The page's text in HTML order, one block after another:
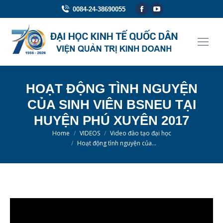
0084-24-38690055
Facebook
opens
in
YouTube
opens
in
HOẠT ĐỘNG TÌNH NGUYỆN
CỦA SINH VIÊN BSNEU TẠI
HUYỆN PHÚ XUYÊN 2017
You are here:Home VIDEOS
Video đào tạo đại học
Hoạt động tình nguyện của…